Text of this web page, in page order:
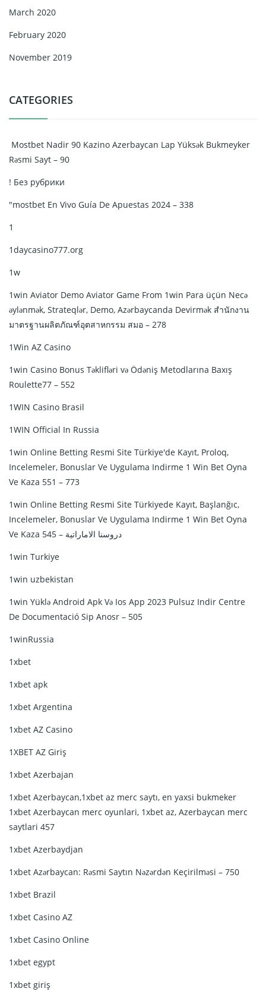
March 2020
February 2020
November 2019
CATEGORIES
️ Mostbet Nadir 90 Kazino Azerbaycan Lap Yüksək Bukmeyker
Rəsmi Sayt – 90
! Без рубрики
"mostbet En Vivo Guía De Apuestas 2024 – 338
1
1daycasino777.org
1w
1win Aviator Demo Aviator Game From 1win Para üçün Necə
əylənmək, Strateqlər, Demo, Azərbaycanda Devirmək สำนักงาน
มาตรฐานผลิตภัณฑ์อุตสาหกรรม สมอ – 278
1Win AZ Casino
1win Casino Bonus Təklifləri və Ödəniş Metodlarına Baxış
Roulette77 – 552
1WIN Casino Brasil
1WIN Official In Russia
1win Online Betting Resmi Site Türkiye'de Kayıt, Proloq,
Incelemeler, Bonuslar Ve Uygulama Indirme 1 Win Bet Oyna
Ve Kaza 551 – 773
1win Online Betting Resmi Site Türkiyede Kayıt, Başlanğıc,
Incelemeler, Bonuslar Ve Uygulama Indirme 1 Win Bet Oyna
Ve Kaza دروسنا الاماراتية – 545
1win Turkiye
1win uzbekistan
1win Yüklə Android Apk Və Ios App 2023 Pulsuz Indir Centre
De Documentació Sip Anosr – 505
1winRussia
1xbet
1xbet apk
1xbet Argentina
1xbet AZ Casino
1XBET AZ Giriş
1xbet Azerbajan
1xbet Azerbaycan,1xbet az merc saytı, en yaxsi bukmeker
1xbet Azerbaycan merc oyunlari, 1xbet az, Azerbaycan merc
saytlari 457
1xbet Azerbaydjan
1xbet Azərbaycan: Rəsmi Saytın Nəzərdən Keçirilməsi – 750
1xbet Brazil
1xbet Casino AZ
1xbet Casino Online
1xbet egypt
1xbet giriş